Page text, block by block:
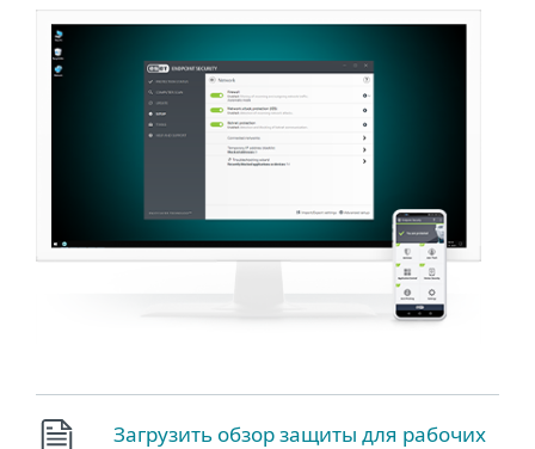
Загрузить обзор защиты для рабочих